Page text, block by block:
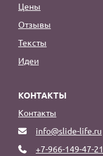
Цены
Отзывы
Тексты
Идеи
КОНТАКТЫ
Контакты
info@slide-life.ru
+7-966-149-47-21